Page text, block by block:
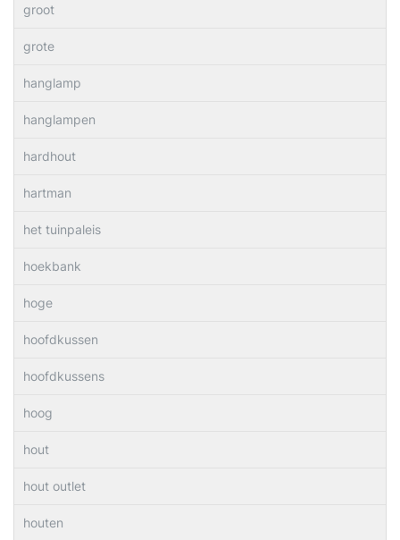
groot
grote
hanglamp
hanglampen
hardhout
hartman
het tuinpaleis
hoekbank
hoge
hoofdkussen
hoofdkussens
hoog
hout
hout outlet
houten